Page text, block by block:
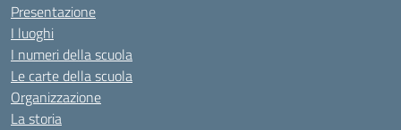
Presentazione
I luoghi
I numeri della scuola
Le carte della scuola
Organizzazione
La storia